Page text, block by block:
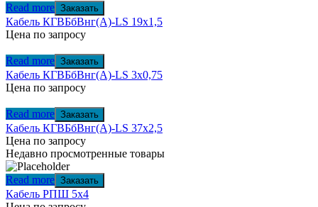
Read more Заказать
Кабель КГВБбВнг(А)-LS 19х1,5
Цена по запросу
Read more Заказать
Кабель КГВБбВнг(А)-LS 3х0,75
Цена по запросу
Read more Заказать
Кабель КГВБбВнг(А)-LS 37х2,5
Цена по запросу
Недавно просмотренные товары
Read more Заказать
Кабель РПШ 5х4